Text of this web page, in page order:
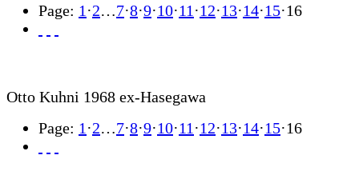
Page: 1 ·2…7·8·9·10·11 ·12·13·14·15·16
Otto Kuhni 1968 ex-Hasegawa
Page: 1 ·2…7·8·9·10·11 ·12·13·14·15·16